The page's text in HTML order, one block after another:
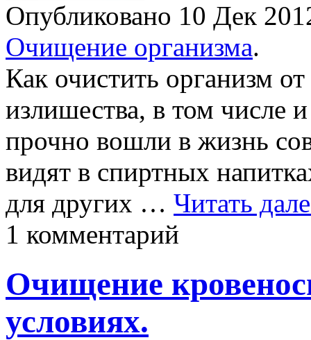
Опубликовано 10 Дек
Очищение организма.
Как очистить организм
излишества, в том числе
прочно вошли в жизнь
видят в спиртных
для других … Читать
1 комментарий
Очищение
условиях.